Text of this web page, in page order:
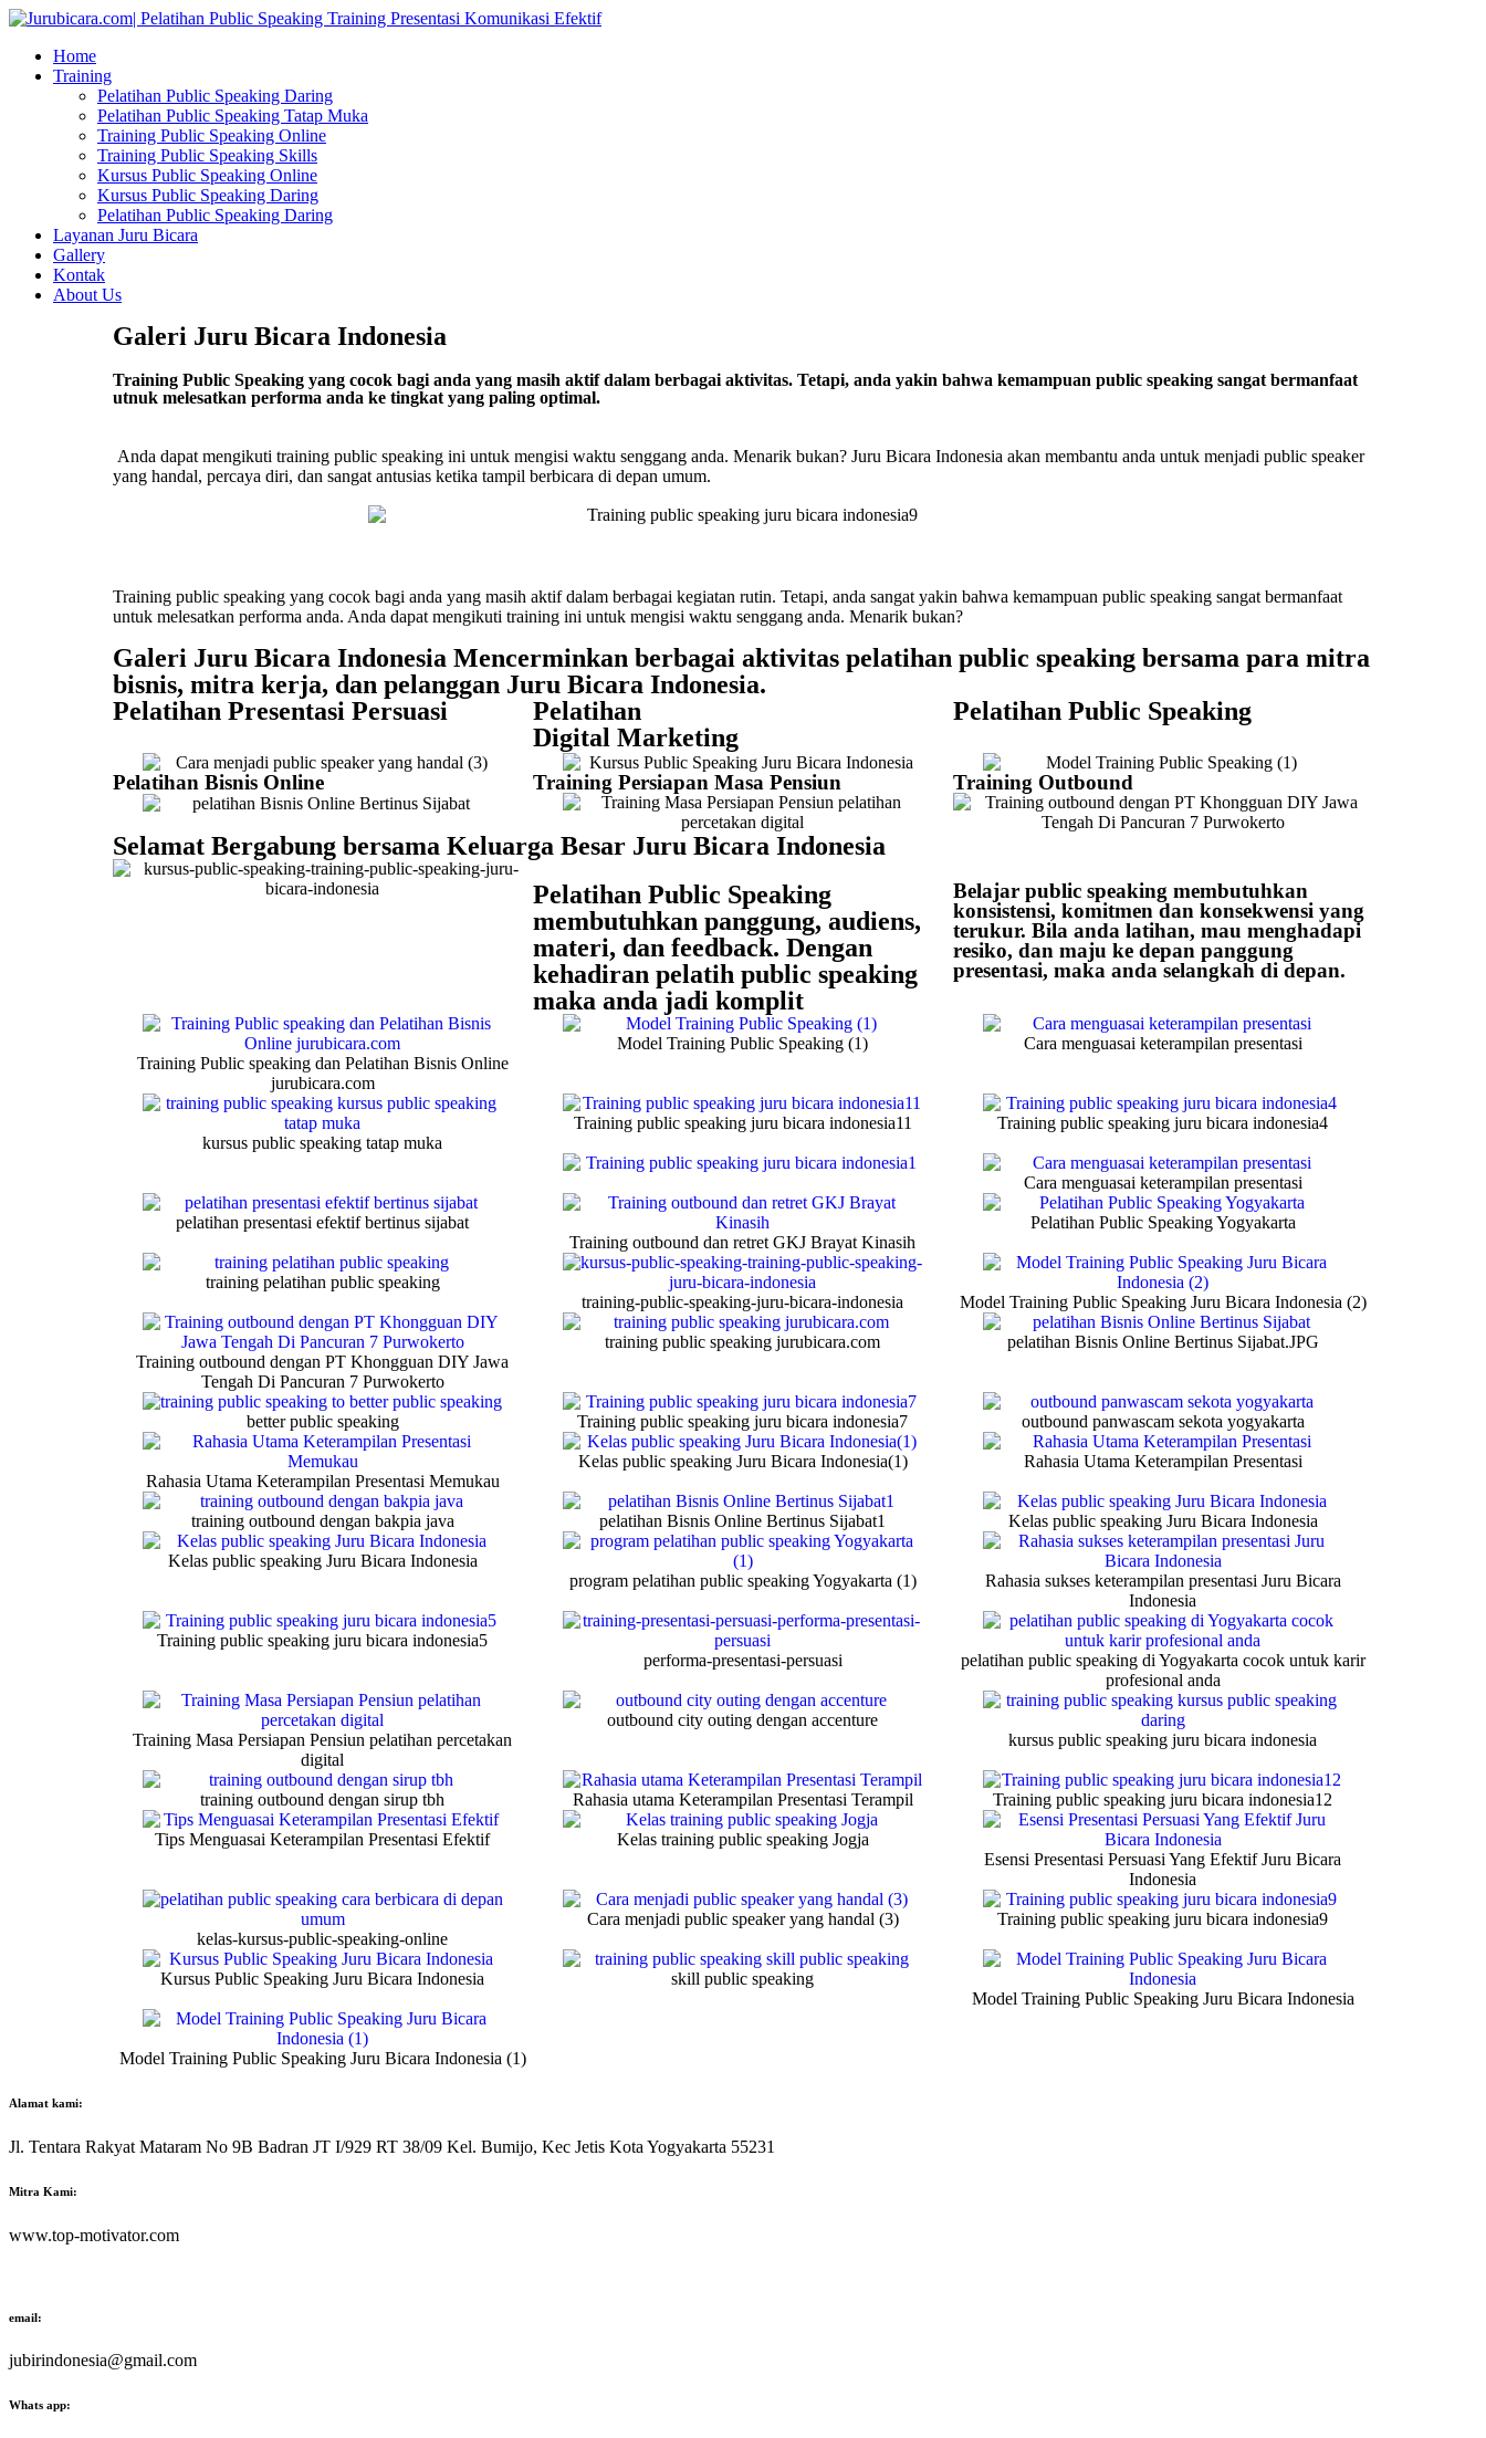
Home
Training
Pelatihan Public Speaking Daring
Pelatihan Public Speaking Tatap Muka
Training Public Speaking Online
Training Public Speaking Skills
Kursus Public Speaking Online
Kursus Public Speaking Daring
Pelatihan Public Speaking Daring
Layanan Juru Bicara
Gallery
Kontak
About Us
Galeri Juru Bicara Indonesia
Training Public Speaking yang cocok bagi anda yang masih aktif dalam berbagai aktivitas. Tetapi, anda yakin bahwa kemampuan public speaking sangat bermanfaat
utnuk melesatkan performa anda ke tingkat yang paling optimal.
Anda dapat mengikuti training public speaking ini untuk mengisi waktu senggang anda. Menarik bukan? Juru Bicara Indonesia akan membantu anda untuk menjadi public speaker
yang handal, percaya diri, dan sangat antusias ketika tampil berbicara di depan umum.
Training public speaking yang cocok bagi anda yang masih aktif dalam berbagai kegiatan rutin. Tetapi, anda sangat yakin bahwa kemampuan public speaking sangat bermanfaat
untuk melesatkan performa anda. Anda dapat mengikuti training ini untuk mengisi waktu senggang anda. Menarik bukan?
Galeri Juru Bicara Indonesia Mencerminkan berbagai aktivitas pelatihan public speaking bersama para mitra
bisnis, mitra kerja, dan pelanggan Juru Bicara Indonesia.
Pelatihan Presentasi Persuasi
Pelatihan
Digital Marketing
Pelatihan Public Speaking
Pelatihan Bisnis Online Training Persiapan Masa Pensiun Training Outbound
Selamat Bergabung bersama Keluarga Besar Juru Bicara Indonesia
Pelatihan Public Speaking
membutuhkan panggung, audiens,
materi, dan feedback. Dengan
kehadiran pelatih public speaking
maka anda jadi komplit
Belajar public speaking membutuhkan
konsistensi, komitmen dan konsekwensi yang
terukur. Bila anda latihan, mau menghadapi
resiko, dan maju ke depan panggung
presentasi, maka anda selangkah di depan.
Training Public speaking dan Pelatihan Bisnis Online
jurubicara.com
Model Training Public Speaking (1) Cara menguasai keterampilan presentasi
kursus public speaking tatap muka
Training public speaking juru bicara indonesia11 Training public speaking juru bicara indonesia4
Cara menguasai keterampilan presentasi
pelatihan presentasi efektif bertinus sijabat
Training outbound dan retret GKJ Brayat Kinasih
Pelatihan Public Speaking Yogyakarta
training pelatihan public speaking
training-public-speaking-juru-bicara-indonesia
Model Training Public Speaking Juru Bicara Indonesia (2)
Training outbound dengan PT Khongguan DIY Jawa
Tengah Di Pancuran 7 Purwokerto
training public speaking jurubicara.com pelatihan Bisnis Online Bertinus Sijabat.JPG
better public speaking Training public speaking juru bicara indonesia7 outbound panwascam sekota yogyakarta
Rahasia Utama Keterampilan Presentasi Memukau
Kelas public speaking Juru Bicara Indonesia(1) Rahasia Utama Keterampilan Presentasi
training outbound dengan bakpia java pelatihan Bisnis Online Bertinus Sijabat1 Kelas public speaking Juru Bicara Indonesia
Kelas public speaking Juru Bicara Indonesia
program pelatihan public speaking Yogyakarta (1)
Rahasia sukses keterampilan presentasi Juru Bicara
Indonesia
Training public speaking juru bicara indonesia5
performa-presentasi-persuasi
pelatihan public speaking di Yogyakarta cocok untuk karir
profesional anda
Training Masa Persiapan Pensiun pelatihan percetakan
digital
outbound city outing dengan accenture
kursus public speaking juru bicara indonesia
training outbound dengan sirup tbh Rahasia utama Keterampilan Presentasi Terampil Training public speaking juru bicara indonesia12
Tips Menguasai Keterampilan Presentasi Efektif
Kelas training public speaking Jogja
Esensi Presentasi Persuasi Yang Efektif Juru Bicara
Indonesia
kelas-kursus-public-speaking-online
Cara menjadi public speaker yang handal (3) Training public speaking juru bicara indonesia9
Kursus Public Speaking Juru Bicara Indonesia
skill public speaking
Model Training Public Speaking Juru Bicara Indonesia
Model Training Public Speaking Juru Bicara Indonesia (1)
Alamat kami:
Jl. Tentara Rakyat Mataram No 9B Badran JT I/929 RT 38/09 Kel. Bumijo, Kec Jetis Kota Yogyakarta 55231
Mitra Kami:
www.top-motivator.com
email:
jubirindonesia@gmail.com
Whats app: